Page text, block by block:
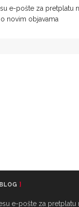
e-pošte za pretplatu
novim objavama
e-pošte za pretplatu